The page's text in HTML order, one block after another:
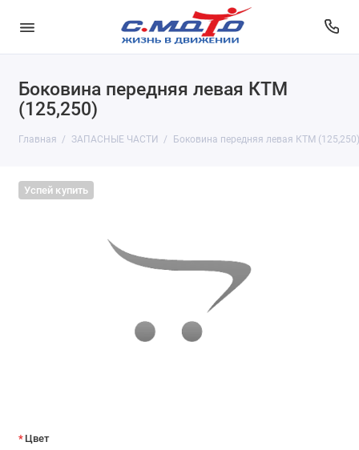
Боковина передняя левая КТМ
(125,250)
Главная ЗАПАСНЫЕ ЧАСТИ Боковина передняя левая КТМ (125,250)
Успей купить
Цвет